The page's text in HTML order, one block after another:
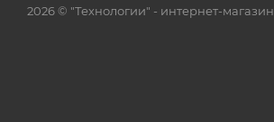
2026 © "Технологии" - интернет-магазин